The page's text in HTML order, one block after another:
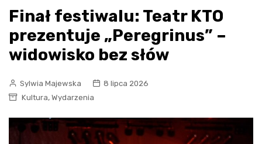
Finał festiwalu: Teatr KTO
prezentuje „Peregrinus” –
widowisko bez słów
Sylwia Majewska
8 lipca 2026
Kultura, Wydarzenia